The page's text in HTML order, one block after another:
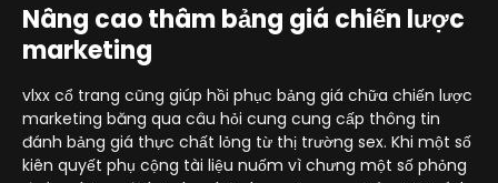
Nâng cao thâm bảng giá chiến lược
marketing
vlxx cổ trang cũng giúp hồi phục bảng giá chữa chiến lược
marketing băng qua câu hỏi cung cung cấp thông tin
đánh bảng giá thực chất lỏng từ thị trường sex. Khi một số
kiên quyết phụ cộng tài liệu nuốm vì chưng một số phỏng